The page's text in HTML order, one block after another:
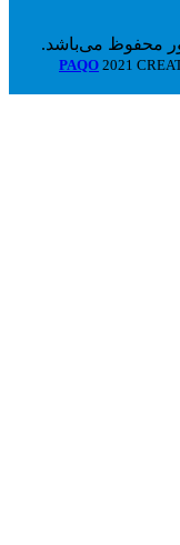
محفوظ می‌باشد.
PAQO 2021